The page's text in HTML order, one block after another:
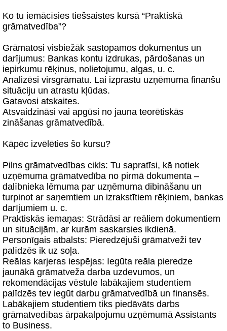
Ko tu iemācīsies tiešsaistes kursā “Praktiskā
grāmatvedība”?
Grāmatosi visbiežāk sastopamos dokumentus un
darījumus: Bankas kontu izdrukas, pārdošanas un
iepirkumu rēķinus, nolietojumu, algas, u. c.
Analizēsi virsgrāmatu. Lai izprastu uzņēmuma finanšu
situāciju un atrastu kļūdas.
Gatavosi atskaites.
Atsvaidzināsi vai apgūsi no jauna teorētiskās
zināšanas grāmatvedībā.
Kāpēc izvēlēties šo kursu?
Pilns grāmatvedības cikls: Tu sapratīsi, kā notiek
uzņēmuma grāmatvedība no pirmā dokumenta –
dalībnieka lēmuma par uzņēmuma dibināšanu un
turpinot ar saņemtiem un izrakstītiem rēķiniem, bankas
darījumiem u. c.
Praktiskās iemaņas: Strādāsi ar reāliem dokumentiem
un situācijām, ar kurām saskarsies ikdienā.
Personīgais atbalsts: Pieredzējuši grāmatveži tev
palīdzēs ik uz soļa.
Reālas karjeras iespējas: Iegūta reāla pieredze
jaunākā grāmatveža darba uzdevumos, un
rekomendācijas vēstule labākajiem studentiem
palīdzēs tev iegūt darbu grāmatvedībā un finansēs.
Labākajiem studentiem tiks piedāvāts darbs
grāmatvedības ārpakalpojumu uzņēmumā Assistants
to Business.